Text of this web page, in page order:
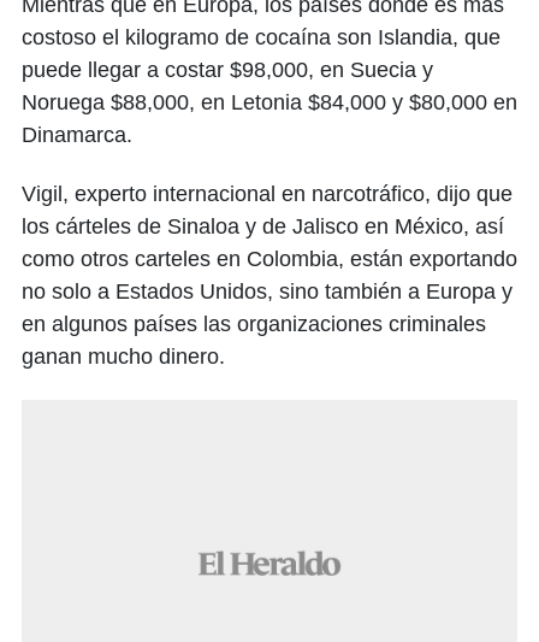
Mientras que en Europa, los países donde es más
costoso el kilogramo de cocaína son Islandia, que
puede llegar a costar $98,000, en Suecia y
Noruega $88,000, en Letonia $84,000 y $80,000 en
Dinamarca.
Vigil, experto internacional en narcotráfico, dijo que
los cárteles de Sinaloa y de Jalisco en México, así
como otros carteles en Colombia, están exportando
no solo a Estados Unidos, sino también a Europa y
en algunos países las organizaciones criminales
ganan mucho dinero.